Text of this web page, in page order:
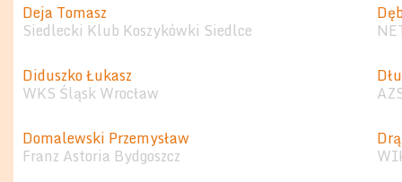
Deja Tomasz
Siedlecki Klub Koszykówki Siedlce
Diduszko Łukasz
WKS Śląsk Wrocław
Domalewski Przemysław
Franz Astoria Bydgoszcz